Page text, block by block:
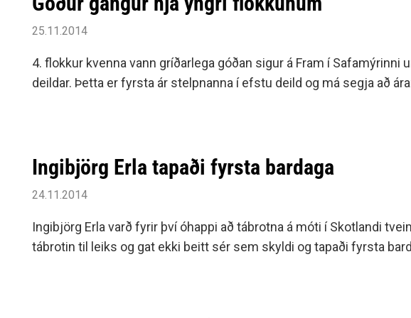
25.11.2014
4. flokkur kvenna vann gríðarlega góðan sigur á Fram í
deildar. Þetta er fyrsta ár stelpnanna í efstu deild og má segja að
Ingibjörg Erla tapaði fyrsta bardaga
24.11.2014
Ingibjörg Erla varð fyrir því óhappi að tábrotna á móti í Skotlandi
tábrotin til leiks og gat ekki beitt sér sem skyldi og tapaði fyrsta